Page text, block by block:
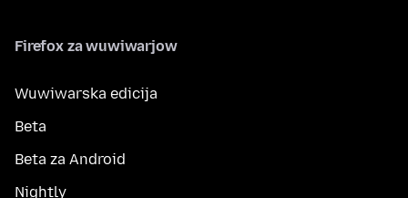
Firefox za wuwiwarjow
Wuwiwarska edicija
Beta
Beta za Android
Nightly